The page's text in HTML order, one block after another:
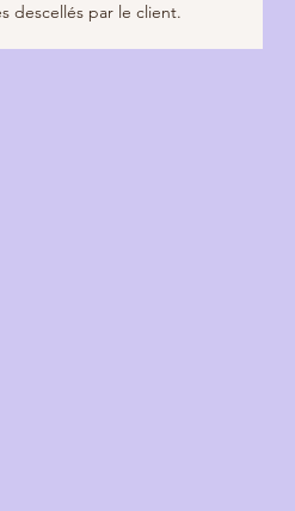
descellés par le client.